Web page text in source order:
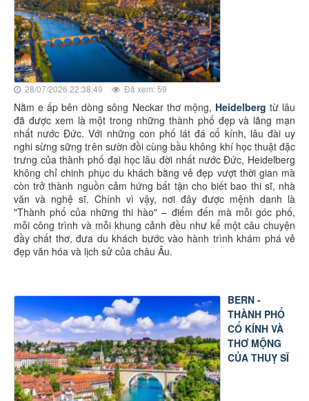
28/07/2026 22:38:49 Đã xem: 59
Nằm e ấp bên dòng sông Neckar thơ mộng, Heidelberg từ lâu
đã được xem là một trong những thành phố đẹp và lãng mạn
nhất nước Đức. Với những con phố lát đá cổ kính, lâu đài uy
nghi sừng sững trên sườn đồi cùng bầu không khí học thuật đặc
trưng của thành phố đại học lâu đời nhất nước Đức, Heidelberg
không chỉ chinh phục du khách bằng vẻ đẹp vượt thời gian mà
còn trở thành nguồn cảm hứng bất tận cho biết bao thi sĩ, nhà
văn và nghệ sĩ. Chính vì vậy, nơi đây được mệnh danh là
"Thành phố của những thi hào" – điểm đến mà mỗi góc phố,
mỗi công trình và mỗi khung cảnh đều như kể một câu chuyện
đầy chất thơ, đưa du khách bước vào hành trình khám phá vẻ
đẹp văn hóa và lịch sử của châu Âu.
BERN -
THÀNH PHỐ
CỔ KÍNH VÀ
THƠ MỘNG
CỦA THUỴ SĨ